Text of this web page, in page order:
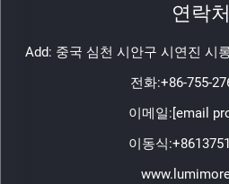
연락처
Add: 중국 심천 시안구 시연진 시
전화:+86-755-
이메일: [email
이동식: